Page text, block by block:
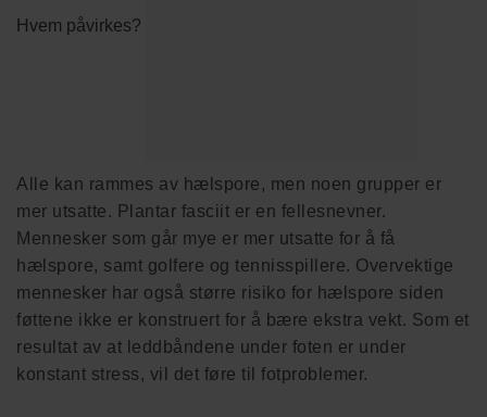
Hvem påvirkes?
Alle kan rammes av hælspore, men noen grupper er
mer utsatte. Plantar fasciit er en fellesnevner.
Mennesker som går mye er mer utsatte for å få
hælspore, samt golfere og tennisspillere. Overvektige
mennesker har også større risiko for hælspore siden
føttene ikke er konstruert for å bære ekstra vekt. Som et
resultat av at leddbåndene under foten er under
konstant stress, vil det føre til fotproblemer.